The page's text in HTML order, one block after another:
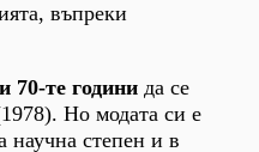
въпреки
70-те години да се
Но модата си е
научна степен и в